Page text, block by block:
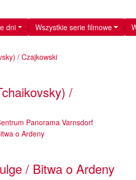
dni Wszystkie serie filmowe
/
Panorama Varnsdorf
/ Bitwa o Ardeny